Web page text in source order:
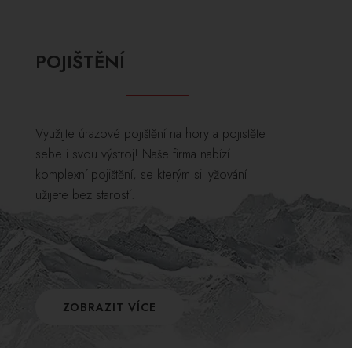
POJIŠTĚNÍ
Využijte úrazové pojištění na hory a pojistěte
sebe i svou výstroj! Naše firma nabízí
komplexní pojištění, se kterým si lyžování
užijete bez starostí.
ZOBRAZIT VÍCE